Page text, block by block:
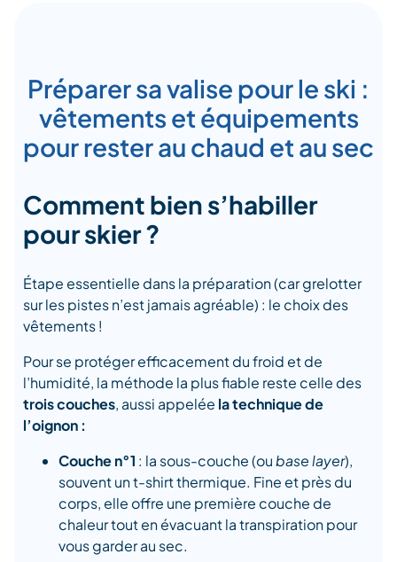
Préparer sa valise pour le ski :
vêtements et équipements
pour rester au chaud et au sec
Comment bien s’habiller
pour skier ?
Étape essentielle dans la préparation (car grelotter
sur les pistes n’est jamais agréable) : le choix des
vêtements !
Pour se protéger efficacement du froid et de
l’humidité, la méthode la plus fiable reste celle des
trois couches, aussi appelée la technique de
l’oignon :
Couche n°1 : la sous-couche (oubase layer),
souvent un t-shirt thermique. Fine et près du
corps, elle offre une première couche de
chaleur tout en évacuant la transpiration pour
vous garder au sec.